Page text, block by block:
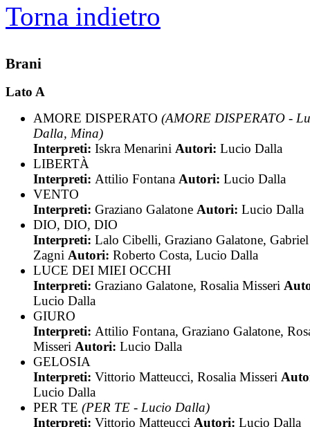
Torna indietro
Brani
Lato A
AMORE DISPERATO (AMORE DISPERATO -
Dalla, Mina)
Interpreti: Iskra Menarini Autori: Lucio Dalla
LIBERTÀ
Interpreti: Attilio Fontana Autori: Lucio Dalla
VENTO
Interpreti: Graziano Galatone Autori: Lucio Dalla
DIO, DIO, DIO
Interpreti: Lalo Cibelli, Graziano Galatone, Gabriel
Zagni Autori: Roberto Costa, Lucio Dalla
LUCE DEI MIEI OCCHI
Interpreti: Graziano Galatone, Rosalia Misseri
Lucio Dalla
GIURO
Interpreti: Attilio Fontana, Graziano Galatone,
Misseri Autori: Lucio Dalla
GELOSIA
Interpreti: Vittorio Matteucci, Rosalia Misseri
Lucio Dalla
PER TE (PER TE - Lucio Dalla)
Interpreti: Vittorio Matteucci Autori: Lucio Dalla